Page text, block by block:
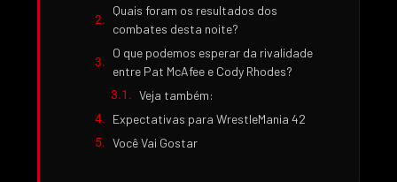
Quais foram os resultados dos
combates desta noite?
O que podemos esperar da rivalidade
entre Pat McAfee e Cody Rhodes?
Veja também:
Expectativas para WrestleMania 42
Você Vai Gostar